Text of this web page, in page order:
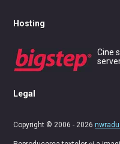
Hosting
Cine
Legal
Copyright © 2006 - 2026